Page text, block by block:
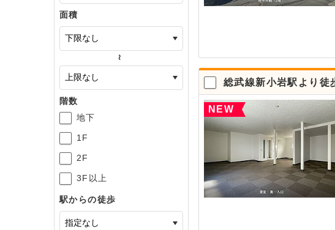
面積
～
階数
地下
1F
2F
3F以上
駅からの徒歩
総武線新小岩駅より徒
NEW